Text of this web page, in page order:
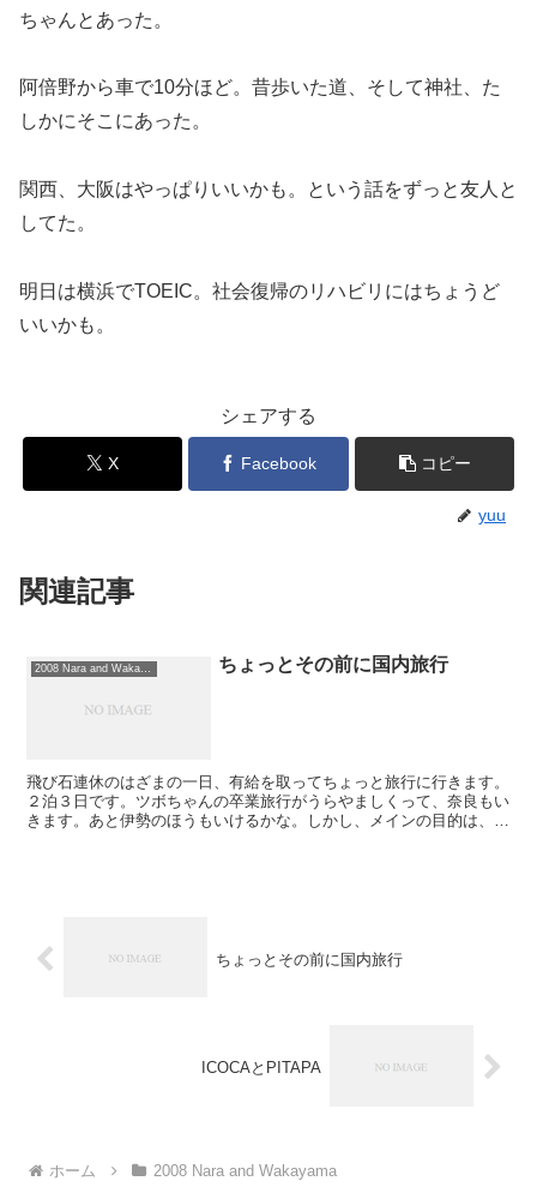
ちゃんとあった。
阿倍野から車で10分ほど。昔歩いた道、そして神社、た
しかにそこにあった。
関西、大阪はやっぱりいいかも。という話をずっと友人と
してた。
明日は横浜でTOEIC。社会復帰のリハビリにはちょうど
いいかも。
シェアする
X Facebook コピー
yuu
関連記事
2008 Nara and Wakayama ちょっとその前に国内旅行
飛び石連休のはざまの一日、有給を取ってちょっと旅行に行きます。
２泊３日です。ツボちゃんの卒業旅行がうらやましくって、奈良もい
きます。あと伊勢のほうもいけるかな。しかし、メインの目的は、郵
ちょっとその前に国内旅行
ICOCAとPITAPA
ホーム 2008 Nara and Wakayama